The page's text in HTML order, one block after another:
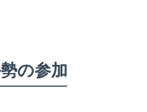
の参加